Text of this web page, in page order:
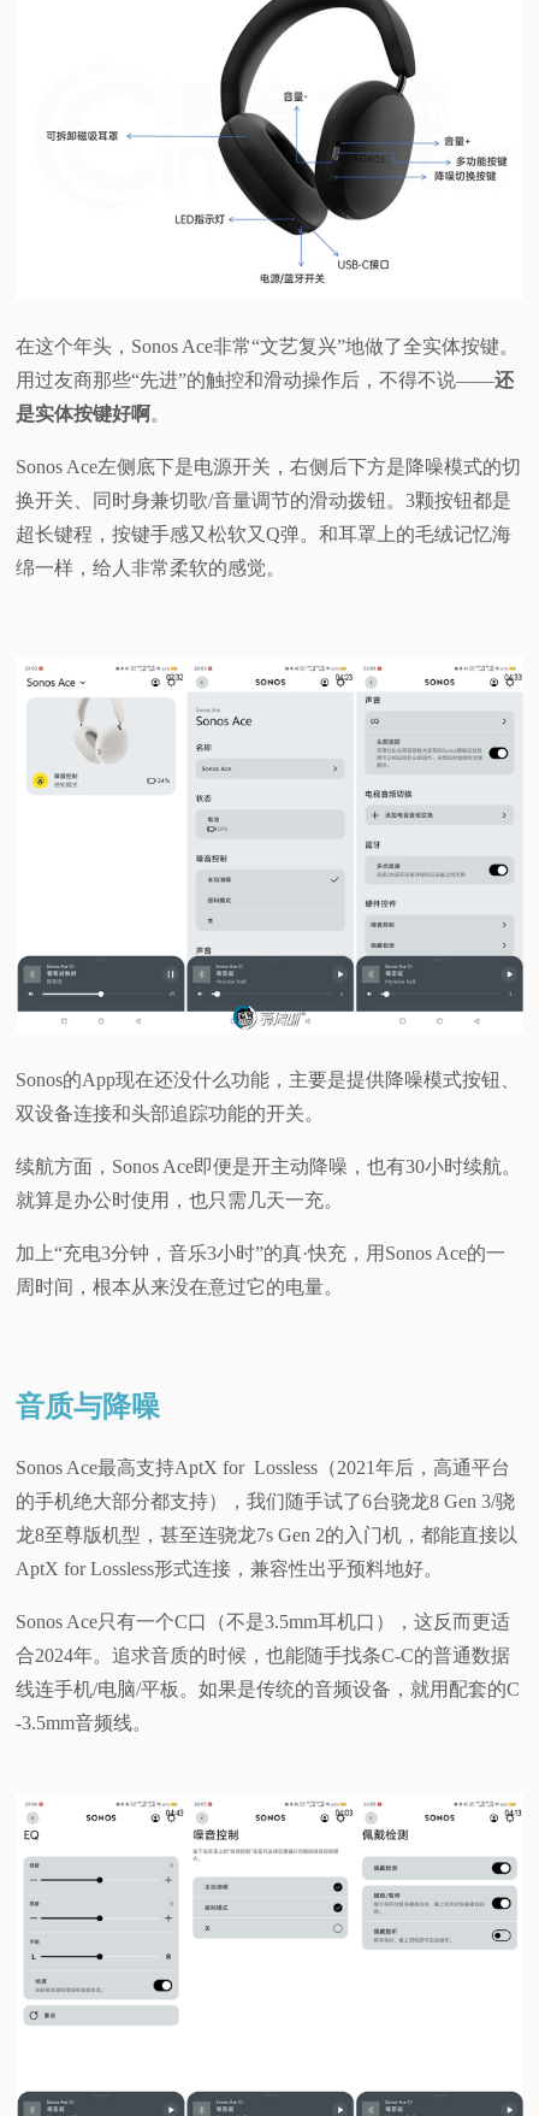
在这个年头，Sonos Ace非常“文艺复兴”地做了全实体按键。
用过友商那些“先进”的触控和滑动操作后，不得不说——还
是实体按键好啊。
Sonos Ace左侧底下是电源开关，右侧后下方是降噪模式的切
换开关、同时身兼切歌/音量调节的滑动拨钮。3颗按钮都是
超长键程，按键手感又松软又Q弹。和耳罩上的毛绒记忆海
绵一样，给人非常柔软的感觉。
Sonos的App现在还没什么功能，主要是提供降噪模式按钮、
双设备连接和头部追踪功能的开关。
续航方面，Sonos Ace即便是开主动降噪，也有30小时续航。
就算是办公时使用，也只需几天一充。
加上“充电3分钟，音乐3小时”的真·快充，用Sonos Ace的一
周时间，根本从来没在意过它的电量。
音质与降噪
Sonos Ace最高支持AptX for Lossless（2021年后，高通平台
的手机绝大部分都支持），我们随手试了6台骁龙8 Gen 3/骁
龙8至尊版机型，甚至连骁龙7s Gen 2的入门机，都能直接以
AptX for Lossless形式连接，兼容性出乎预料地好。
Sonos Ace只有一个C口（不是3.5mm耳机口），这反而更适
合2024年。追求音质的时候，也能随手找条C-C的普通数据
线连手机/电脑/平板。如果是传统的音频设备，就用配套的C
-3.5mm音频线。